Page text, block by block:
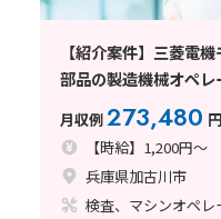
【紹介案件】三菱電
部品の製造機械オペレ
月収例273,480 円
【時給】1,200円～
兵庫県加古川市
検査、マシンオペレ